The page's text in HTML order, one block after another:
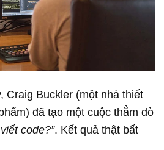
Craig Buckler (một nhà thiết
đã tạo một cuộc thẳm dò
code?”. Kết quả thật bất